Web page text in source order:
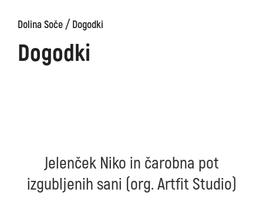
Dolina Soče/Dogodki
Dogodki
Jelenček Niko in čarobna pot
izgubljenih sani (org. Artfit Studio)